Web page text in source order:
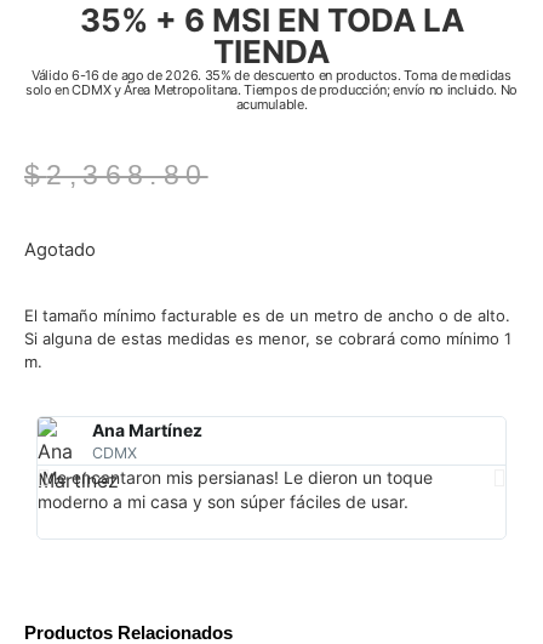
35% + 6 MSI EN TODA LA
TIENDA
Válido 6-16 de ago de 2026. 35% de descuento en productos. Toma de medidas
solo en CDMX y Área Metropolitana. Tiempos de producción; envío no incluido. No
acumulable.
$2,368.80
Agotado
El tamaño mínimo facturable es de un metro de ancho o de alto.
Si alguna de estas medidas es menor, se cobrará como mínimo 1
m.
Ana Martínez
CDMX
¡Me encantaron mis persianas! Le dieron un toque
moderno a mi casa y son súper fáciles de usar.
Productos Relacionados